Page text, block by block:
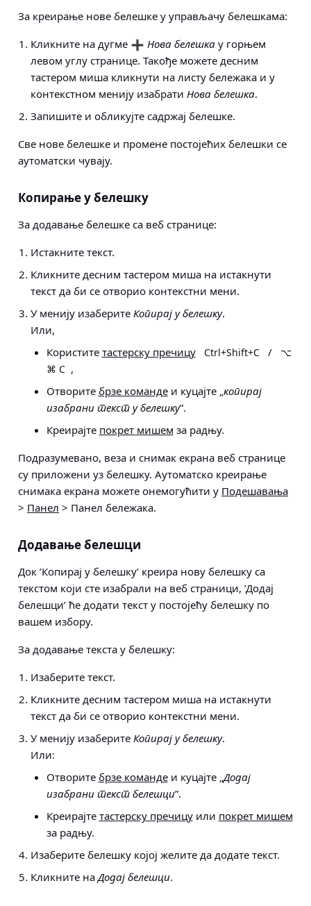
За креирање нове белешке у управљачу белешкама:
Кликните на дугме
Нова белешка у горњем
левом углу странице. Такође можете десним
тастером миша кликнути на листу бележака и у
контекстном менију изабрати Нова белешка.
Запишите и обликујте садржај белешке.
Све нове белешке и промене постојећих белешки се
аутоматски чувају.
Копирање у белешку
За додавање белешке са веб странице:
Истакните текст.
Кликните десним тастером миша на истакнути
текст да би се отворио контекстни мени.
У менију изаберите Копирај у белешку.
Или,
Користите тастерску пречицу Ctrl+Shift+C /
⌥
⌘ C ,
Отворите брзе командеи куцајте „копирај
изабрани текст у белешку”.
Креирајте покрет мишем за радњу.
Подразумевано, веза и снимак екрана веб странице
су приложени уз белешку. Аутоматско креирање
снимака екрана можете онемогућити у Подешавања
> Панел > Панел бележака.
Додавање белешци
Док ’Копирај у белешку’ креира нову белешку са
текстом који сте изабрали на веб страници, ’Додај
белешци’ ће додати текст у постојећу белешку по
вашем избору.
За додавање текста у белешку:
Изаберите текст.
Кликните десним тастером миша на истакнути
текст да би се отворио контекстни мени.
У менију изаберите Копирај у белешку.
Или:
Отворите брзе командеи куцајте „Додај
изабрани текст белешци”.
Креирајте тастерску пречицуили покрет мишем
за радњу.
Изаберите белешку којој желите да додате текст.
Кликните наДодај белешци.